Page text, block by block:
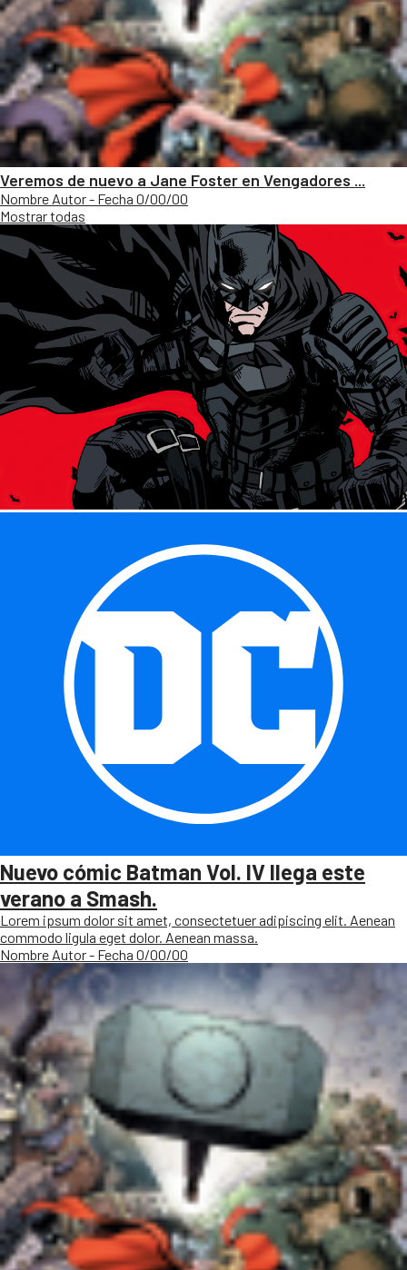
Veremos de nuevo a Jane Foster en Vengadores ...
Nombre Autor - Fecha 0/00/00
Mostrar todas
Nuevo cómic Batman Vol. IV llega este
verano a Smash.
Lorem ipsum dolor sit amet, consectetuer adipiscing elit. Aenean
commodo ligula eget dolor. Aenean massa.
Nombre Autor - Fecha 0/00/00